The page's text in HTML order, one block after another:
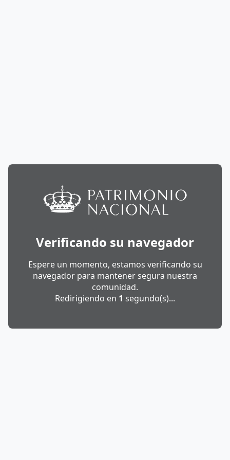
Verificando su navegador
Espere un momento, estamos verificando su
navegador para mantener segura nuestra
comunidad.
Redirigiendo en 1 segundo(s)...